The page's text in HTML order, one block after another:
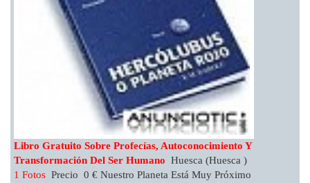
Libro Gratuito Sobre Profecías, Autoconocimiento Y
Transformación Del Ser Humano Huesca (Huesca )
1 Fotos Precio 0 € Nuestro Planeta Está Muy Próximo